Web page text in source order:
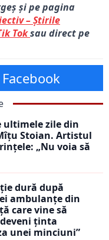
și pe pagina
– Știrile
Toksau direct pe
ultimele zile din
Stoian. Artistul
„Nu voia să
dură după
ambulanțe din
care vine să
ținta
unei minciuni”